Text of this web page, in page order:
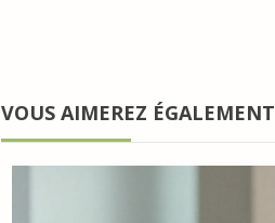
VOUS AIMEREZ ÉGALEMENT